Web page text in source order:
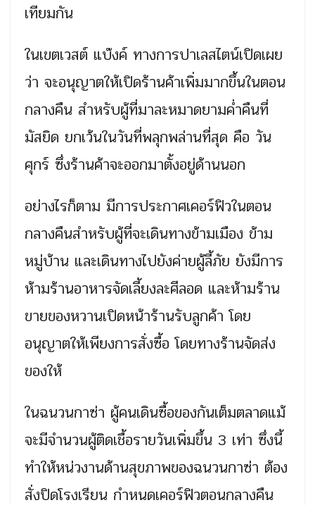
เทียมกัน
ในเขตเวสต์ แบ๊งค์ ทางการปาเลสไตน์เปิดเผย
ว่า จะอนุญาตให้เปิดร้านค้าเพิ่มมากขึ้นในตอน
กลางคืน สำหรับผู้ที่มาละหมาดยามค่ำคืนที่
มัสยิด ยกเว้นในวันที่พลุกพล่านที่สุด คือ วัน
ศุกร์ ซึ่งร้านค้าจะออกมาตั้งอยู่ด้านนอก
อย่างไรก็ตาม มีการประกาศเคอร์ฟิวในตอน
กลางคืนสำหรับผู้ที่จะเดินทางข้ามเมือง ข้าม
หมู่บ้าน และเดินทางไปยังค่ายผู้ลี้ภัย ยังมีการ
ห้ามร้านอาหารจัดเลี้ยงละศีลอด และห้ามร้าน
ขายของหวานเปิดหน้าร้านรับลูกค้า โดย
อนุญาตให้เพียงการสั่งซื้อ โดยทางร้านจัดส่ง
ของให้
ในฉนวนกาซ่า ผู้คนเดินซื้อของกันเต็มตลาดแม้
จะมีจำนวนผู้ติดเชื้อรายวันเพิ่มขึ้น 3 เท่า ซึ่งนี้
ทำให้หน่วงานด้านสุขภาพของฉนวนกาซ่า ต้อง
สั่งปิดโรงเรียน กำหนดเคอร์ฟิวตอนกลางคืน